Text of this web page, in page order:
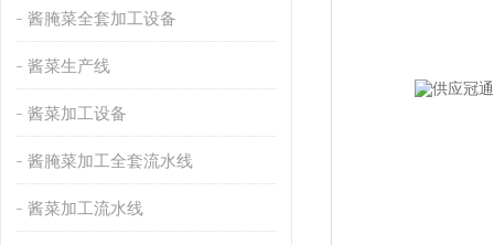
酱腌菜全套加工设备
酱菜生产线
酱菜加工设备
酱腌菜加工全套流水线
酱菜加工流水线